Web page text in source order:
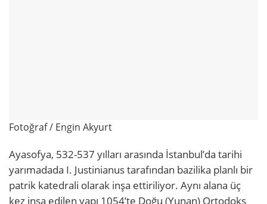
Fotoğraf / Engin Akyurt
Ayasofya, 532-537 yılları arasında İstanbul’da tarihi
yarımadada I. Justinianus tarafından bazilika planlı bir
patrik katedrali olarak inşa ettiriliyor. Aynı alana üç
kez inşa edilen yapı 1054’te Doğu (Yunan) Ortodoks